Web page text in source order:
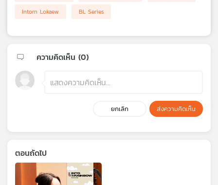
Intorn Lokaew
BL Series
ความคิดเห็น (0)
ยกเลิก ส่งความคิดเห็น
ตอนถัดไป